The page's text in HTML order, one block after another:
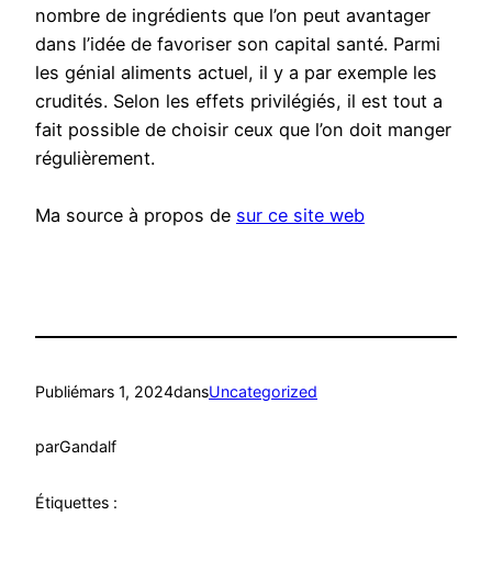
nombre de ingrédients que l’on peut avantager
dans l’idée de favoriser son capital santé. Parmi
les génial aliments actuel, il y a par exemple les
crudités. Selon les effets privilégiés, il est tout a
fait possible de choisir ceux que l’on doit manger
régulièrement.
Ma source à propos de sur ce site web
Publiémars 1, 2024dansUncategorized
parGandalf
Étiquettes :